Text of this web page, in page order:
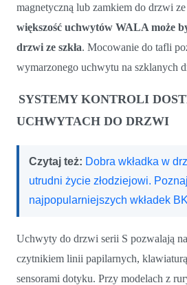
magnetyczną lub zamkiem do drzwi ze
większość uchwytów WALA może
drzwi ze szkła. Mocowanie do tafli
wymarzonego uchwytu na szklanych
SYSTEMY KONTROLI
UCHWYTACH DO DRZWI
Czytaj też: Dobra wkładka w
utrudni życie złodziejowi.
najpopularniejszych wkładek
Uchwyty do drzwi serii S pozwalają
czytnikiem linii papilarnych,
sensorami dotyku. Przy modelach z